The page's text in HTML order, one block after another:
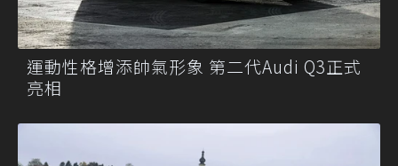
運動性格增添帥氣形象 第二代Audi Q3正式
亮相